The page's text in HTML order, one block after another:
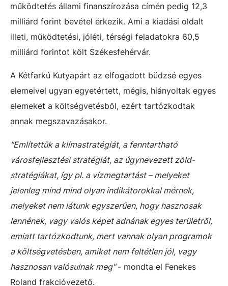
működtetés állami finanszírozása címén pedig 12,3
milliárd forint bevétel érkezik. Ami a kiadási oldalt
illeti, működtetési, jóléti, térségi feladatokra 60,5
milliárd forintot költ Székesfehérvár.
A Kétfarkú Kutyapárt az elfogadott büdzsé egyes
elemeivel ugyan egyetértett, mégis, hiányoltak egyes
elemeket a költségvetésből, ezért tartózkodtak
annak megszavazásakor.
"Említettük a klímastratégiát, a fenntartható
városfejlesztési stratégiát, az úgynevezett zöld-
stratégiákat, így pl. a vízmegtartást – melyeket
jelenleg mind mind olyan indikátorokkal mérnek,
melyeket nem látunk egyszerűen, hogy hasznosak
lennének, vagy valós képet adnának egyes területről,
emiatt tartózkodtunk, mert vannak olyan programok
a költségvetésben, amiket nem feltétlen jól, vagy
hasznosan valósulnak meg"- mondta el Fenekes
Roland frakcióvezető.